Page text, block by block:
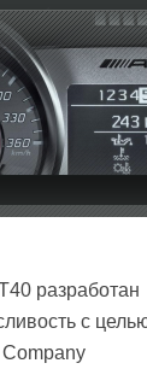
разработан
с